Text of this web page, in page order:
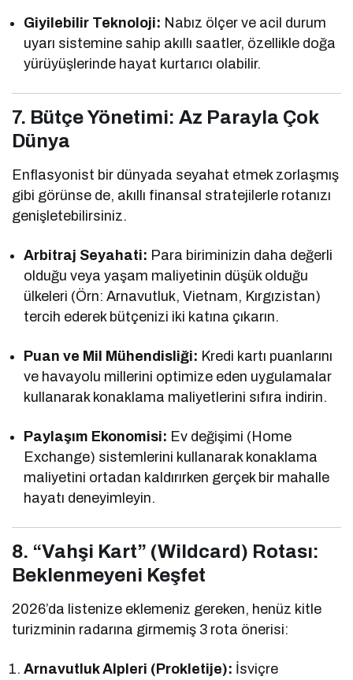
Giyilebilir Teknoloji: Nabız ölçer ve acil durum
uyarı sistemine sahip akıllı saatler, özellikle doğa
yürüyüşlerinde hayat kurtarıcı olabilir.
7. Bütçe Yönetimi: Az Parayla Çok
Dünya
Enflasyonist bir dünyada seyahat etmek zorlaşmış
gibi görünse de, akıllı finansal stratejilerle rotanızı
genişletebilirsiniz.
Arbitraj Seyahati: Para biriminizin daha değerli
olduğu veya yaşam maliyetinin düşük olduğu
ülkeleri (Örn: Arnavutluk, Vietnam, Kırgızistan)
tercih ederek bütçenizi iki katına çıkarın.
Puan ve Mil Mühendisliği: Kredi kartı puanlarını
ve havayolu millerini optimize eden uygulamalar
kullanarak konaklama maliyetlerini sıfıra indirin.
Paylaşım Ekonomisi: Ev değişimi (Home
Exchange) sistemlerini kullanarak konaklama
maliyetini ortadan kaldırırken gerçek bir mahalle
hayatı deneyimleyin.
8. “Vahşi Kart” (Wildcard) Rotası:
Beklenmeyeni Keşfet
2026’da listenize eklemeniz gereken, henüz kitle
turizminin radarına girmemiş 3 rota önerisi:
Arnavutluk Alpleri (Prokletije): İsviçre